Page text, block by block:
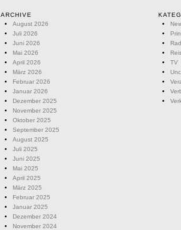
ARCHIVE
August 2026
Juli 2026
Juni 2026
Mai 2026
April 2026
März 2026
Februar 2026
Januar 2026
Dezember 2025
November 2025
Oktober 2025
September 2025
August 2025
Juli 2025
Juni 2025
Mai 2025
April 2025
März 2025
Februar 2025
Januar 2025
Dezember 2024
November 2024
TV